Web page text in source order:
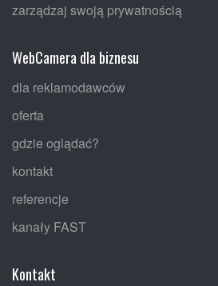
zarządzaj swoją prywatnością
WebCamera dla biznesu
dla reklamodawców
oferta
gdzie oglądać?
kontakt
referencje
kanały FAST
Kontakt